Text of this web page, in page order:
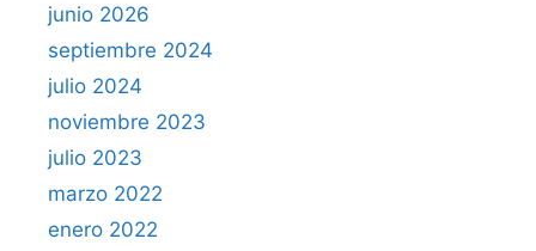
junio 2026
septiembre 2024
julio 2024
noviembre 2023
julio 2023
marzo 2022
enero 2022